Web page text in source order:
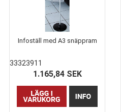
Infoställ med A3 snäppram
33323911
1.165,84 SEK